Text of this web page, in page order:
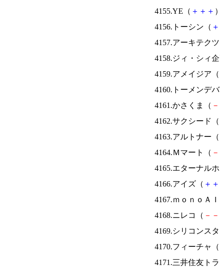
4155.YE（ ＋ ＋ ＋
4156.トーシン（ ＋
4157.アーキテク
4158.ジィ・シィ
4159.アメイジア（
4160.トーメンデ
4161.かさくま（ －
4162.サクシード（
4163.アルトナー（
4164.Ｍマート（ －
4165.エターナル
4166.アイズ（ ＋ ＋
4167.ｍｏｎｏＡ
4168.ニレコ（ － －
4169.シリコンス
4170.フィーチャ（
4171.三井住友ト